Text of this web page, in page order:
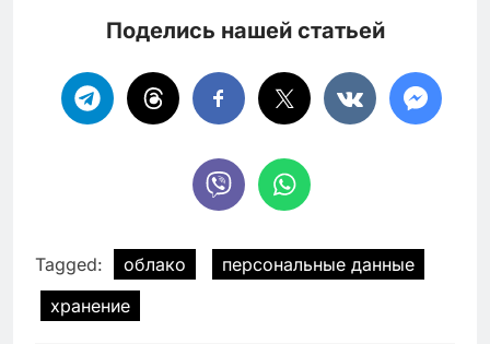
Поделись нашей статьей
Tagged: облако
персональные данные
хранение